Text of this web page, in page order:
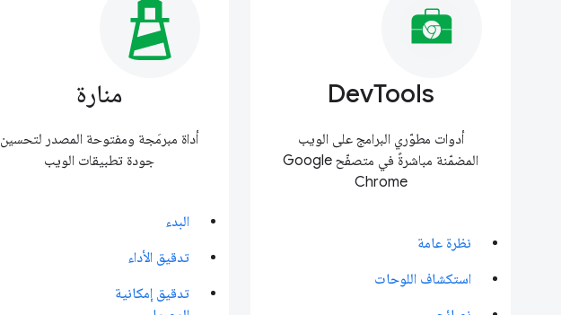
DevTools
أدوات مطوّري البرامج على الويب
المضمّنة مباشرةً في متصفّح Google
Chrome
نظرة عامة
استكشاف اللوحات
منارة
أداة مبرمَجة ومفتوحة المصدر لتحسين
جودة تطبيقات الويب
البدء
تدقيق الأداء
تدقيق إمكانية